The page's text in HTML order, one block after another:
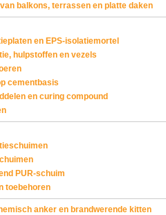
balkons, terrassen en platte daken
en EPS-isolatiemortel
hulpstoffen en vezels
cementbasis
en curing compound
PUR-schuim
toebehoren
anker en brandwerende kitten